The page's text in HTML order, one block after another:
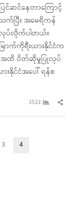
ြင်ဆင်နေတာကြောင့်
သက်ပြီး အမေရိကန်
လုပ်လိုက်ပါတယ်။
ြောက်ကိုရီးယားနိုင်ငံက
အထိ ပိတ်ဆိုမှုပြုလုပ်
နိုင်ငံအပေါ် ရန်စ
3533
Page
3 4